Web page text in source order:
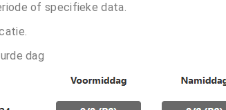
of specifieke data.
dag